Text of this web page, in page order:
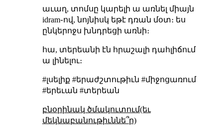
աւաղ, տոմսը կարելի ա առնել միայն
idram֊ով, նոյնիսկ եթէ դռան մօտ։ ես
ընկերոջս խնդրեցի առնի։
հա, տերեանի էն հրաշալի դահլիճում
ա լինելու։
#լսելիք #երաժշտութիւն #միջոցառում
#երեւան #տերեան
բնօրինակ ծմակուտում(եւ
մեկնաբանութիւննե՞ր)